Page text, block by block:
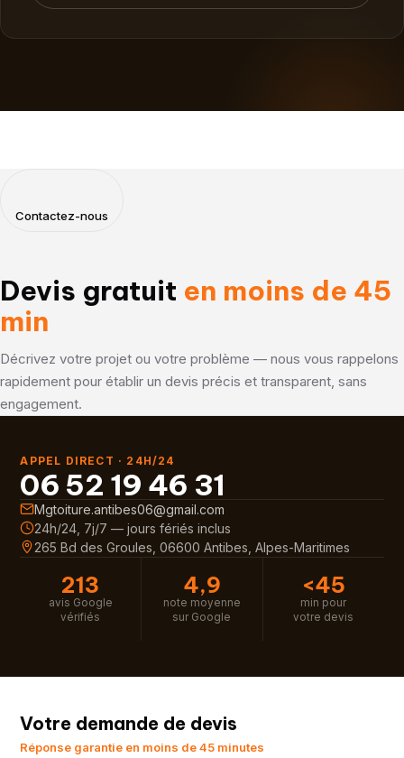
Contactez-nous
Devis gratuit en moins de 45
min
Décrivez votre projet ou votre problème — nous vous rappelons
rapidement pour établir un devis précis et transparent, sans
engagement.
APPEL DIRECT · 24H/24
06 52 19 46 31
Mgtoiture.antibes06@gmail.com
24h/24, 7j/7 — jours fériés inclus
265 Bd des Groules, 06600 Antibes, Alpes-Maritimes
213
avis Google
vérifiés
4,9
note moyenne
sur Google
<45
min pour
votre devis
Votre demande de devis
Réponse garantie en moins de 45 minutes